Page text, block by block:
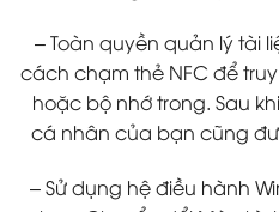
– Toàn quyền quản lý tài
cách chạm thẻ NFC để
hoặc bộ nhớ trong. Sau
cá nhân của bạn cũng
– Sử dụng hệ điều hành